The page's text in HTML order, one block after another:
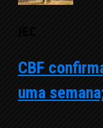
CBF
uma